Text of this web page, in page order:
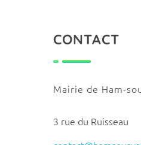
CONTACT
Mairie de Ham-
3 rue du Ruisseau